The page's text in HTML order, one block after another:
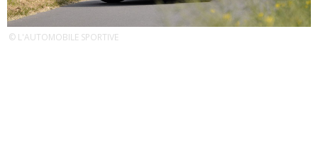
© L'AUTOMOBILE SPORTIVE